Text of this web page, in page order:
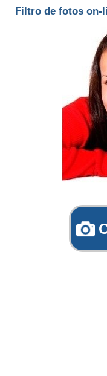
Filtro de fotos on-